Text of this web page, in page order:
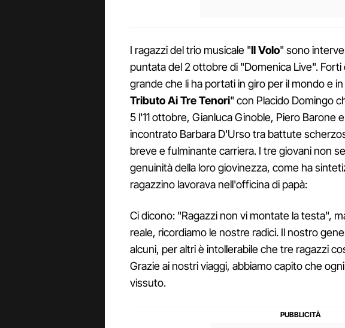
I ragazzi del trio musicale "Il Volo" sono
puntata del 2 ottobre di "Domenica Live".
grande che li ha portati in giro per il mondo e
Tributo Ai Tre Tenori" con Placido Domingo
5 l'11 ottobre, Gianluca Ginoble, Piero Barone
incontrato Barbara D'Urso tra battute
breve e fulminante carriera. I tre giovani non
genuinità della loro giovinezza, come ha
ragazzino lavorava nell'officina di papà:
Ci dicono: "Ragazzi non vi montate la testa",
reale, ricordiamo le nostre radici. Il nostro
alcuni, per altri è intollerabile che tre ragazzi
Grazie ai nostri viaggi, abbiamo capito che
vissuto.